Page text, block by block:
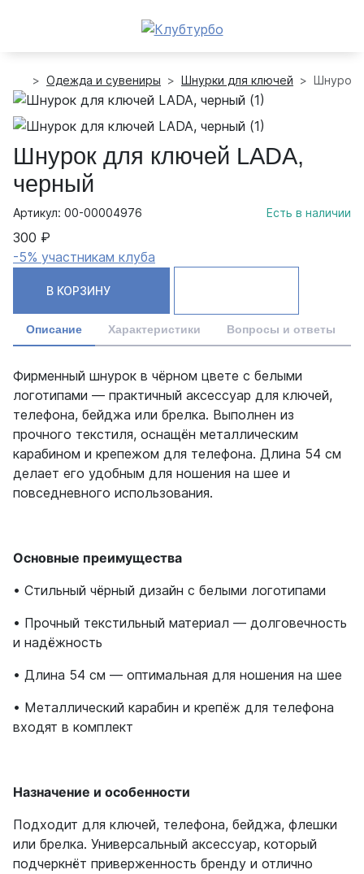
Одежда и сувениры Шнурки для ключей Шнурок
Шнурок для ключей LADA,
черный
Артикул: 00-00004976 Есть в наличии
300 ₽
-5% участникам клуба
В КОРЗИНУ
Описание Характеристики Вопросы и ответы
Фирменный шнурок в чёрном цвете с белыми
логотипами — практичный аксессуар для ключей,
телефона, бейджа или брелка. Выполнен из
прочного текстиля, оснащён металлическим
карабином и крепежом для телефона. Длина 54 см
делает его удобным для ношения на шее и
повседневного использования.
Основные преимущества
• Стильный чёрный дизайн с белыми логотипами
• Прочный текстильный материал — долговечность
и надёжность
• Длина 54 см — оптимальная для ношения на шее
• Металлический карабин и крепёж для телефона
входят в комплект
Назначение и особенности
Подходит для ключей, телефона, бейджа, флешки
или брелка. Универсальный аксессуар, который
подчеркнёт приверженность бренду и отлично